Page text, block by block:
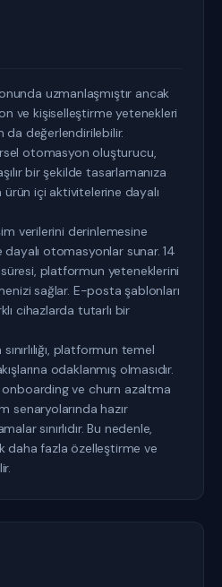
uzmanlaşmıştır ancak
ve kişiselleştirme yetenekleri
da değerlendirilebilir.
otomasyon oluşturucu,
bir şekilde tasarlamanıza
ürün içi aktivitelerine dayalı
verilerini derinlemesine
otomasyonlar sunar. 14
platformun yeteneklerini
sağlar. E-posta şablonları
cihazlarda tutarlı bir
platformun temel
odaklanmış olmasıdır.
onboarding ve churn azaltma
senaryolarında hazır
sınırlıdır. Bu nedenle,
daha fazla özelleştirme ve